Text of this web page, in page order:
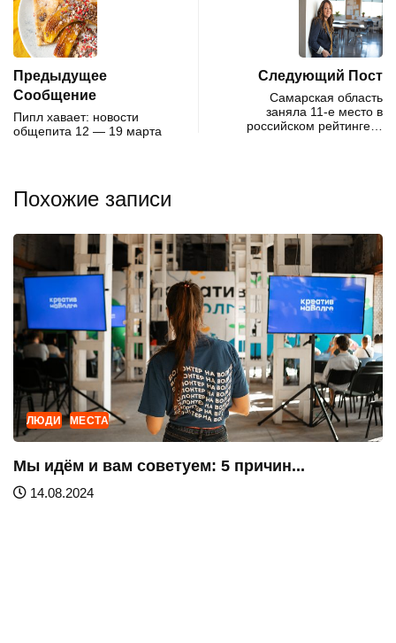
Предыдущее
Сообщение
Пипл хавает: новости
общепита 12 — 19 марта
Следующий Пост
Самарская область
заняла 11-е место в
российском рейтинге…
Похожие записи
ЛЮДИ МЕСТА
Мы идём и вам советуем: 5 причин...
14.08.2024